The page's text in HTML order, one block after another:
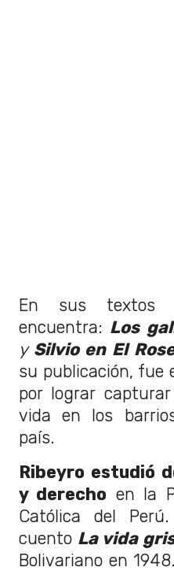
En sus textos
encuentra: Los
y Silvio en El
su publicación, fue
por lograr
vida en los
país.
Ribeyro estudió
y derecho en la
Católica del
cuento La vida
Bolivariano en